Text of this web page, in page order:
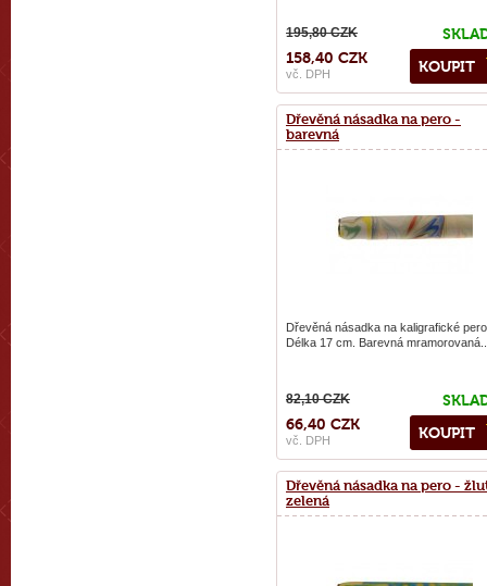
KOUPIT
195,80 CZK
158,40 CZK
vč. DPH
Dřevěná násadka na pero -
barevná
Dřevěná násadka na kaligrafické
Délka 17 cm. Barevná
KOUPIT
82,10 CZK
66,40 CZK
vč. DPH
Dřevěná násadka na pero -
zelená